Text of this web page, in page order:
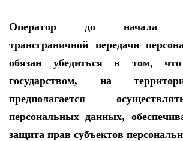
Оператор до начала
трансграничной передачи
обязан убедиться в том,
государством, на
предполагается
персональных данных,
защита прав субъектов